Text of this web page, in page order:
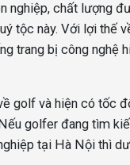
nghiệp, chất lượng
tộc này. Với lợi thế
trang bị công nghệ
golf và hiện có tốc
golfer đang tìm
tại Hà Nội thì